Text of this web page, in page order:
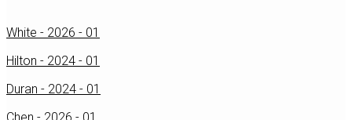
White - 2026 - 01
Hilton - 2024 - 01
Duran - 2024 - 01
Chen - 2026 - 01